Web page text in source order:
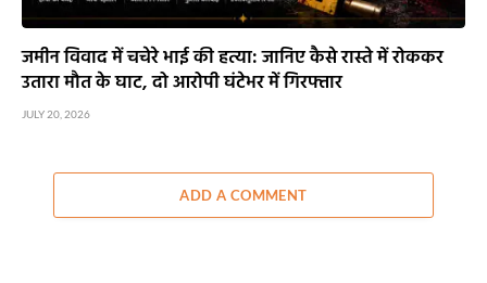
जमीन विवाद में चचेरे भाई की हत्या: जानिए कैसे रास्ते में रोककर
उतारा मौत के घाट, दो आरोपी घंटेभर में गिरफ्तार
JULY 20, 2026
ADD A COMMENT